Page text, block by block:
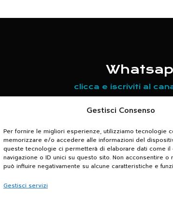
Gestisci Consenso
Per fornire le migliori esperienze, utilizziamo tecnologie
memorizzare e/o accedere alle informazioni del
queste tecnologie ci permetterà di elaborare dati come il
navigazione o ID unici su questo sito. Non acconsentire o
può influire negativamente su alcune caratteristiche e
Gestisci servizi
clicca e iscriviti al
Scrivici per maggiori
+39 320